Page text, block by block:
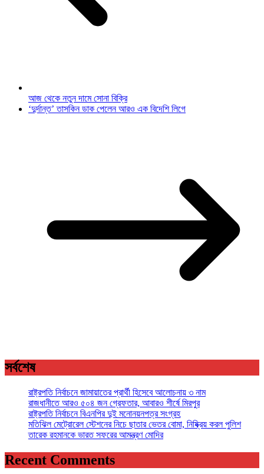
আজ থেকে নতুন দামে সোনা বিক্রি
‘দুর্দান্ত’ তাসকিন ডাক পেলেন আরও এক বিদেশি লিগে
সর্বশেষ
রাষ্ট্রপতি নির্বাচনে জামায়াতের প্রার্থী হিসেবে আলোচনায় ৩ নাম
রাজধানীতে আরও ৫০৪ জন গ্রেফতার, আবারও শীর্ষে মিরপুর
রাষ্ট্রপতি নির্বাচনে বিএনপির দুই মনোনয়নপত্র সংগ্রহ
মতিঝিল মেট্রোরেল স্টেশনের নিচে ছাতার ভেতর বোমা, নিষ্ক্রিয় করল পুলিশ
তারেক রহমানকে ভারত সফরের আমন্ত্রণ মোদির
Recent Comments